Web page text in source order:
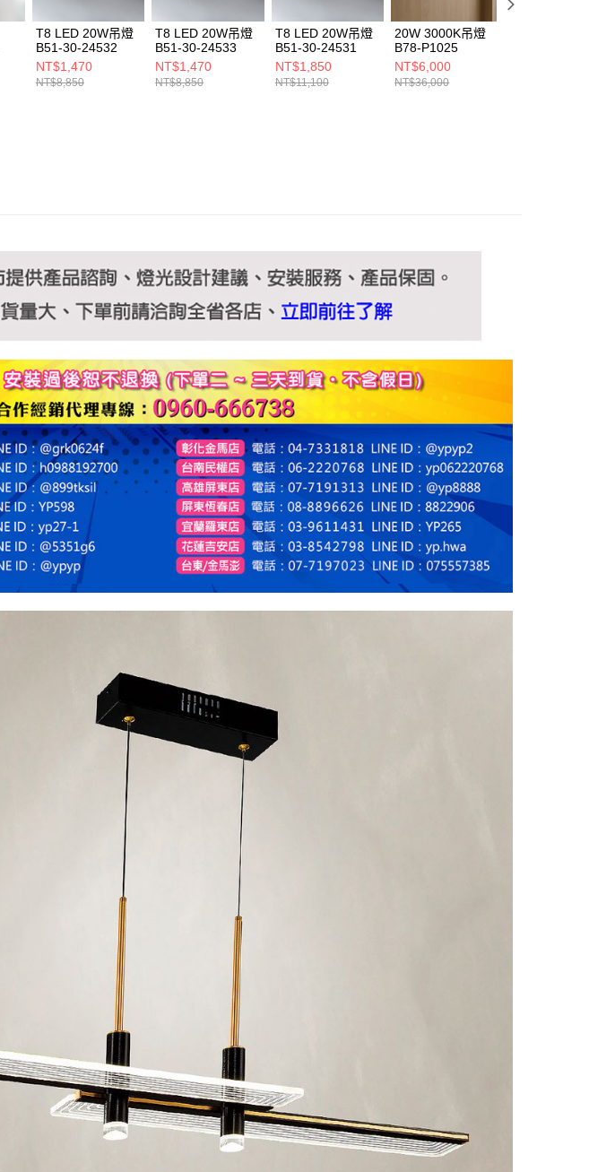
結果請求用戶進行身份認證。
５．嚴禁一人註冊多個帳號或使用他人資訊註冊。若發現惡意使用之情
形，恩沛科技股份有限公司將有權停止該用戶之使用額度並採取法律行
動。
T8 LED 20W吊燈
B51-30-24532
NT$1,470
NT$8,850
T8 LED 20W吊燈
B51-30-24533
NT$1,470
NT$8,850
T8 LED 20W吊燈
B51-30-24531
NT$1,850
NT$11,100
20W 3000K吊燈
B78-P1025
NT$6,000
NT$36,000